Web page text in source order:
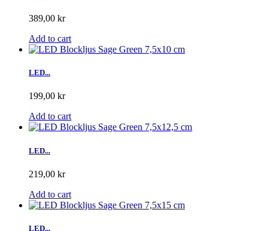
389,00 kr
Add to cart
LED...
199,00 kr
Add to cart
LED...
219,00 kr
Add to cart
LED...